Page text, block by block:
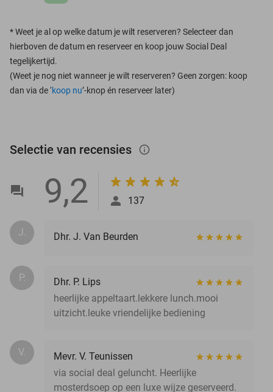
*Weet je al op welke datum je wilt reserveren? Selecteer dan
hierboven de datum en reserveer en koop jouw Social Deal
tegelijkertijd.
(Weet je nog niet wanneer je wilt reserveren? Geen zorgen: koop
dan via de ‘koop nu’-knop én reserveer later)
Selectie van recensies info_outlined
9,2 137
J. Dhr. J. Van Beurden
P.
Dhr. P. Lips
heerlijke appeltaart.lekkere lunch.mooi
uitzicht.leuke vriendelijke bediening
V.
Mevr. V. Teunissen
via social deal geluncht. Heerlijke
mosterdsoep op een luxe wijze geserveerd.